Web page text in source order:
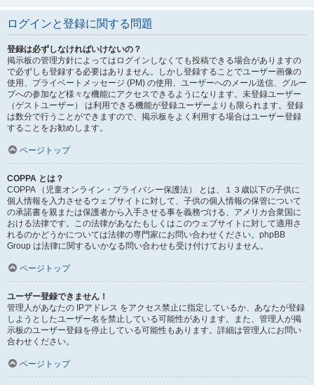
ログインと登録に関する問題
登録は必ずしなければいけないの？
掲示板の管理方針によってはログインしなくても投稿できる場合がありますの
で必ずしも登録する必要はありません。しかし登録することでユーザー画像の
使用、プライベートメッセージ (PM) の使用、ユーザーへのメール送信、グルー
プへの参加など様々な機能にアクセスできるようになります。未登録ユーザー
（ゲストユーザー） は利用できる機能が登録ユーザーよりも限られます。登録
は数分で行うことができますので、掲示板をよく利用する場合はユーザー登録
することをお勧めします。
ページトップ
COPPA とは？
COPPA （児童オンライン・プライバシー保護法） とは、１３歳以下の子供に
個人情報を入力させるウェブサイトに対して、子供の個人情報の保管について
の承諾書を親または保護者から入手させる事を義務づける、アメリカ合衆国に
おける法律です。この法律があなたもしくはこのウェブサイトに対して適用さ
れるのかどうかについては法律の専門家にお問い合わせください。phpBB
Group は法律に関するいかなる問い合わせも受け付けておりません。
ページトップ
ユーザー登録できません！
管理人があなたの IPアドレス をアクセス禁止に指定しているか、あなたが登録
しようとしたユーザー名を禁止している可能性があります。また、管理人が掲
示板のユーザー登録を停止している可能性もあります。詳細は管理人にお問い
合わせください。
ページトップ